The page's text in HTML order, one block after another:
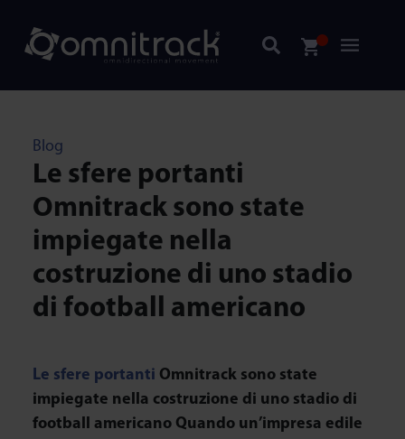
Blog
Le sfere portanti
Omnitrack sono state
impiegate nella
costruzione di uno stadio
di football americano
Le sfere portanti Omnitrack sono state
impiegate nella costruzione di uno stadio di
football americano Quando un’impresa edile